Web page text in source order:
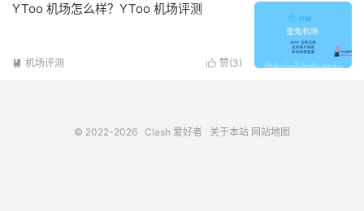
YToo 机场怎么样？YToo 机场评测
 赞(3)
 机场评测
© 2022-2026 Clash 爱好者 关于本站 网站地图